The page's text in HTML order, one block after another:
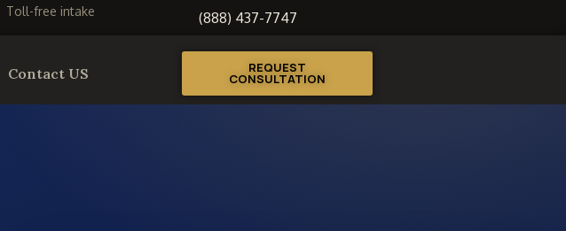
Toll-free intake (888) 437-7747
Contact US REQUEST
CONSULTATION